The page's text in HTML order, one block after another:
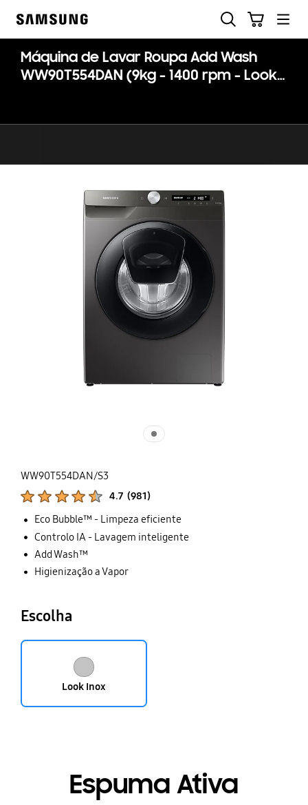
Máquina de Lavar Roupa Add Wash
WW90T554DAN (9kg - 1400 rpm - Look
WW90T554DAN/S3
4.7 (981)
Eco Bubble™ - Limpeza eficiente
Controlo IA - Lavagem inteligente
Add Wash™
Higienização a Vapor
Escolha
Look Inox
Espuma Ativa